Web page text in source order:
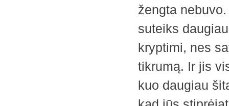
žengta
suteiks
kryptimi, nes
tikrumą. Ir jis
kuo daugiau